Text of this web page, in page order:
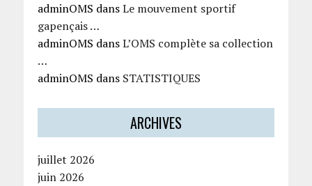
adminOMS dansLe mouvement sportif
gapençais …
adminOMS dansL’OMS complète sa collection
…
adminOMS dans STATISTIQUES
ARCHIVES
juillet 2026
juin 2026